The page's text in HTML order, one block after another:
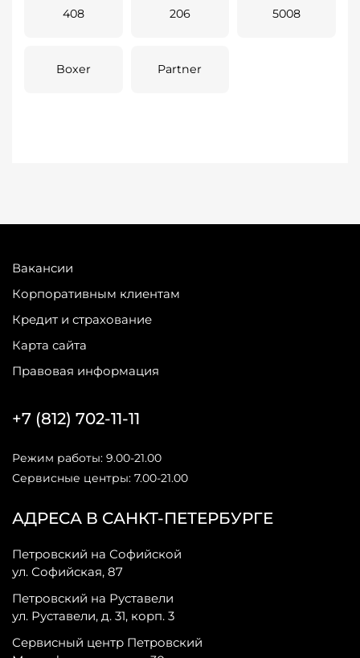
408 206 5008
Boxer Partner
Вакансии
Корпоративным клиентам
Кредит и страхование
Карта сайта
Правовая информация
АДРЕСА В САНКТ-ПЕТЕРБУРГЕ
Петровский на Софийской
ул. Софийская, 87
Петровский на Руставели
ул. Руставели, д. 31, корп. 3
Сервисный центр Петровский
+7 (812) 702-11-11
Режим работы: 9.00-21.00
Сервисные центры: 7.00-21.00